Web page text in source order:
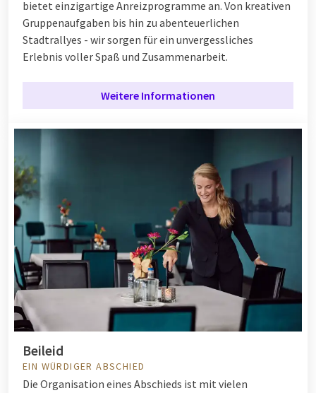
bietet einzigartige Anreizprogramme an. Von kreativen
Gruppenaufgaben bis hin zu abenteuerlichen
Stadtrallyes - wir sorgen für ein unvergessliches
Erlebnis voller Spaß und Zusammenarbeit.
Weitere Informationen
Beileid
EIN WÜRDIGER ABSCHIED
Die Organisation eines Abschieds ist mit vielen